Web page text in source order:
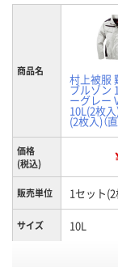
商品名
村上被服
ブルゾン
ーグレー
10L(2枚
(2枚入)（
価格
(税込)
販売単位 1セット
サイズ 10L